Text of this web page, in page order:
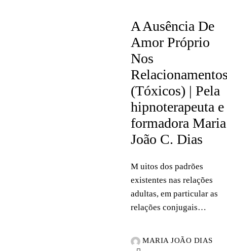
A Ausência De
Amor Próprio
Nos
(Tóxicos) | Pela
hipnoterapeuta e
formadora Maria
João C. Dias
M uitos dos padrões
existentes nas relações
adultas, em particular as
relações conjugais…
MARIA JOÃO DIAS